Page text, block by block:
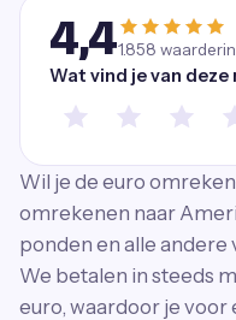
4,41.858
Wat vind je van deze
Wil je de euro
omrekenen naar
ponden en alle andere
We betalen in steeds
euro, waardoor je voor